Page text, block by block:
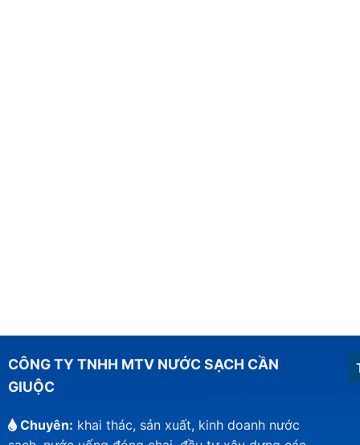
CÔNG TY TNHH MTV NƯỚC SẠCH CẦN
GIUỘC
Chuyên: khai thác, sản xuất, kinh doanh nước